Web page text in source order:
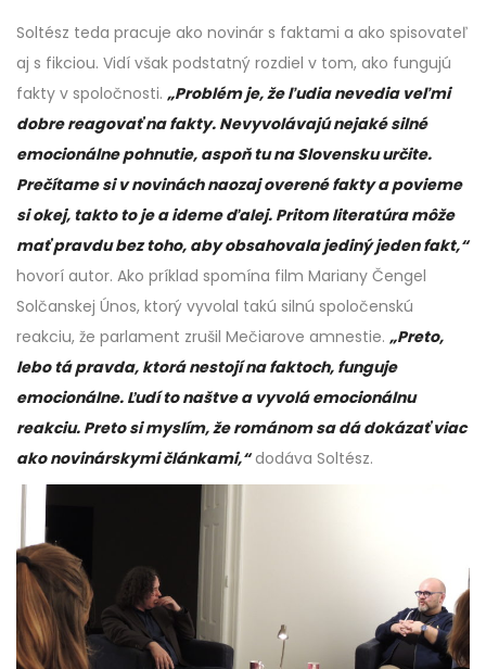
Soltész teda pracuje ako novinár s faktami a ako spisovateľ
aj s fikciou. Vidí však podstatný rozdiel v tom, ako fungujú
fakty v spoločnosti. „Problém je, že ľudia nevedia veľmi
dobre reagovať na fakty. Nevyvolávajú nejaké silné
emocionálne pohnutie, aspoň tu na Slovensku určite.
Prečítame si v novinách naozaj overené fakty a povieme
si okej, takto to je a ideme ďalej. Pritom literatúra môže
mať pravdu bez toho, aby obsahovala jediný jeden fakt,“
hovorí autor. Ako príklad spomína film Mariany Čengel
Solčanskej Únos, ktorý vyvolal takú silnú spoločenskú
reakciu, že parlament zrušil Mečiarove amnestie. „Preto,
lebo tá pravda, ktorá nestojí na faktoch, funguje
emocionálne. Ľudí to naštve a vyvolá emocionálnu
reakciu. Preto si myslím, že románom sa dá dokázať viac
ako novinárskymi článkami,“dodáva Soltész.